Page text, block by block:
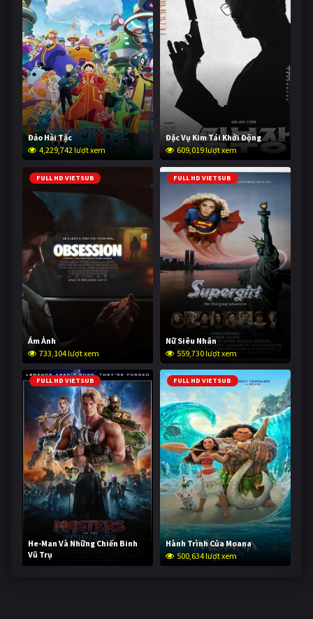
Đảo Hải Tặc
4,229,742 lượt xem
Đặc Vụ Kim Tái Khởi Động
609,019 lượt xem
FULL HD VIETSUB
Ám Ảnh
733,104 lượt xem
FULL HD VIETSUB
Nữ Siêu Nhân
559,730 lượt xem
FULL HD VIETSUB
He-Man Và Những Chiến Binh
Vũ Trụ
250,319 lượt xem
FULL HD VIETSUB
Hành Trình Của Moana
500,634 lượt xem